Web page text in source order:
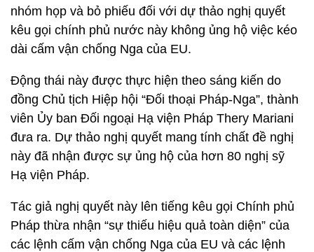
nhóm họp và bỏ phiếu đối với dự thảo nghị quyết
kêu gọi chính phủ nước này không ủng hộ việc kéo
dài cấm vận chống Nga của EU.
Động thái này được thực hiện theo sáng kiến do
đồng Chủ tịch Hiệp hội “Đối thoại Pháp-Nga”, thành
viên Ủy ban Đối ngoại Hạ viện Pháp Thery Mariani
đưa ra. Dự thảo nghị quyết mang tính chất đề nghị
này đã nhận được sự ủng hộ của hơn 80 nghị sỹ
Hạ viện Pháp.
Tác giả nghị quyết này lên tiếng kêu gọi Chính phủ
Pháp thừa nhận “sự thiếu hiệu quả toàn diện” của
các lệnh cấm vận chống Nga của EU và các lệnh